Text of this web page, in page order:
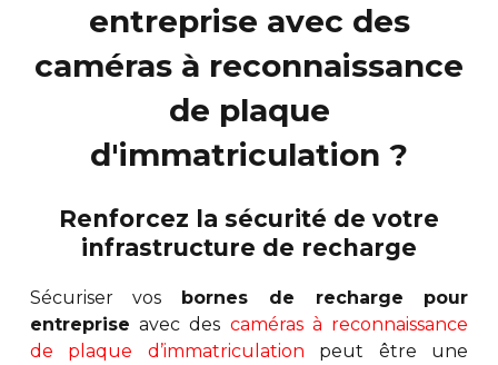
entreprise avec des
caméras à reconnaissance
de plaque
d'immatriculation ?
Renforcez la sécurité de votre
infrastructure de recharge
Sécuriser vos bornes de recharge pour
entreprise avec des caméras à reconnaissance
de plaque d’immatriculation peut être une